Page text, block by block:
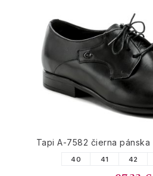
Tapi A-7582 čierna
40 41 42